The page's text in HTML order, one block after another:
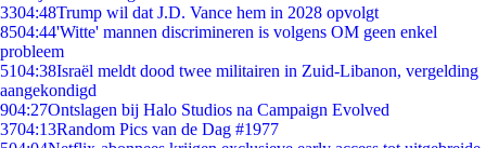
3304:48Trump wil dat J.D. Vance hem in 2028 opvolgt
8504:44'Witte' mannen discrimineren is volgens OM geen enkel
probleem
5104:38Israël meldt dood twee militairen in Zuid-Libanon, vergelding
aangekondigd
904:27Ontslagen bij Halo Studios na Campaign Evolved
3704:13Random Pics van de Dag #1977